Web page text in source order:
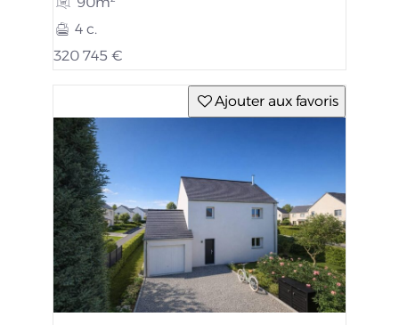
4 c.
320 745 €
Ajouter aux favoris